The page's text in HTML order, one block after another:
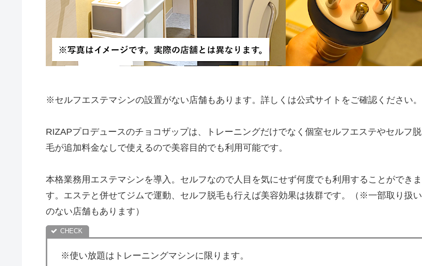
※セルフエステマシンの設置がない店舗もあります。詳しくは公式サイトをご確認ください。
RIZAPプロデュースのチョコザップは、トレーニングだけでなく個室セルフエステやセルフ脱
毛が追加料金なしで使えるので美容目的でも利用可能です。
本格業務用エステマシンを導入。セルフなので人目を気にせず何度でも利用することができま
す。エステと併せてジムで運動、セルフ脱毛も行えば美容効果は抜群です。（※一部取り扱い
のない店舗もあります）
※使い放題はトレーニングマシンに限ります。